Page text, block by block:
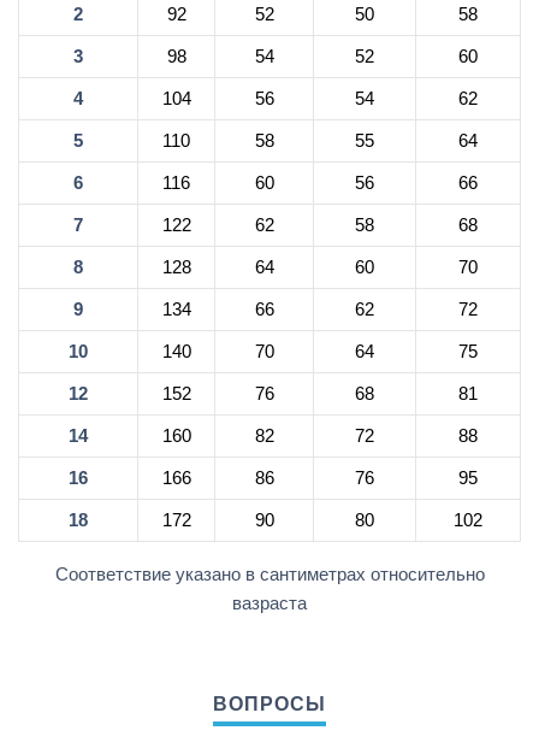
2 92 52 50 58
3 98 54 52 60
4 104 56 54 62
5 110 58 55 64
6 116 60 56 66
7 122 62 58 68
8 128 64 60 70
9 134 66 62 72
10 140 70 64 75
12 152 76 68 81
14 160 82 72 88
16 166 86 76 95
18 172 90 80 102
Соответствие указано в сантиметрах относительно
вазраста